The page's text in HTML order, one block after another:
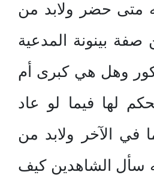
متى حضر ولابد من
يبن صفة بينونة المدعية
وهل هي كبرى أم
لها فيما لو عاد
في الآخر ولابد من
سأل الشاهدين كيف